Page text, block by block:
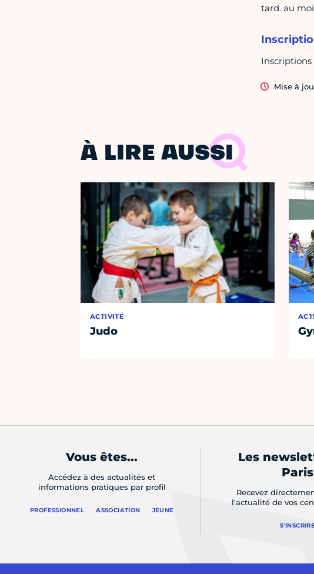
tard. au
Inscriptions
Mise à
À LIRE AUSSI
ACTIVITÉ
Judo
Vous êtes...
Accédez à des actualités et
informations pratiques par profil
PROFESSIONNEL ASSOCIATION JEUNE
Les
Paris
Recevez
l'actualité de vos